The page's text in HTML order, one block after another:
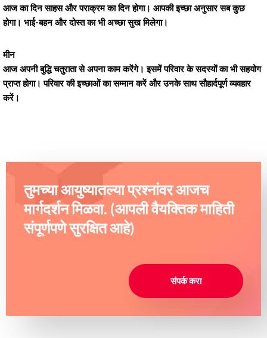
आज का दिन साहस और पराक्रम का दिन होगा। आपकी इच्छा अनुसार सब कुछ
होगा। भाई-बहन और दोस्त का भी अच्छा सुख मिलेगा।
मीन
आज अपनी बुद्धि चतुराता से अपना काम करेंगे। इसमें परिवार के सदस्यों का भी सहयोग
प्राप्त होगा। परिवार की इच्छाओं का सम्मान करें और उनके साथ सौहार्दपूर्ण व्यवहार
करें।
तुमच्या आयुष्यातल्या प्रश्नांवर आजच
मार्गदर्शन मिळवा. (आपली वैयक्तिक माहिती
संपूर्णपणे सुरक्षित आहे)
संपर्क करा